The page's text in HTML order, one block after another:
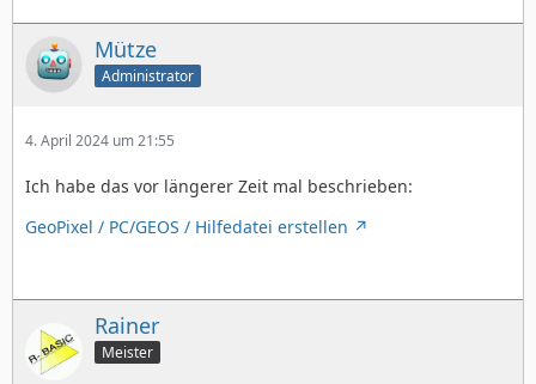
Mütze
Administrator
4. April 2024 um 21:55
Ich habe das vor längerer Zeit mal beschrieben:
GeoPixel / PC/GEOS / Hilfedatei erstellen
Rainer
Meister